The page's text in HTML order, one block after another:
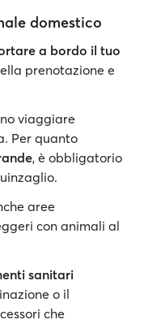
domestico
a bordo il tuo
prenotazione e
viaggiare
Per quanto
, è obbligatorio
aree
con animali al
sanitari
o il
che